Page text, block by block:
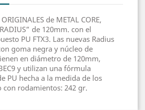
de METAL CORE,
de 120mm. con el
PU FTX3. Las nuevas Radius
goma negra y núcleo de
en diámetro de 120mm,
y utilizan una fórmula
PU hecha a la medida de los
con rodamientos: 242 gr.